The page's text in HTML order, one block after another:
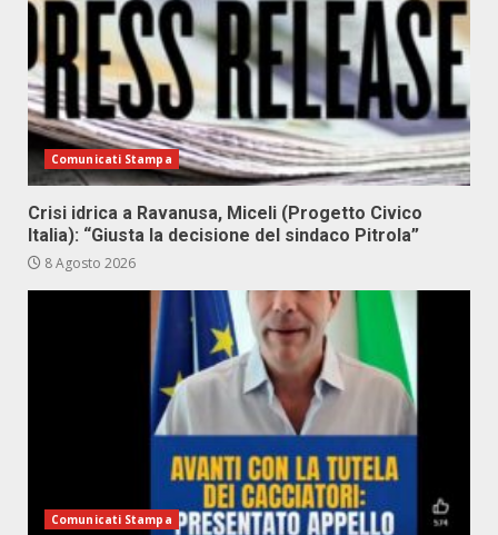
Comunicati Stampa
Crisi idrica a Ravanusa, Miceli (Progetto Civico
Italia): “Giusta la decisione del sindaco Pitrola”
8 Agosto 2026
Comunicati Stampa